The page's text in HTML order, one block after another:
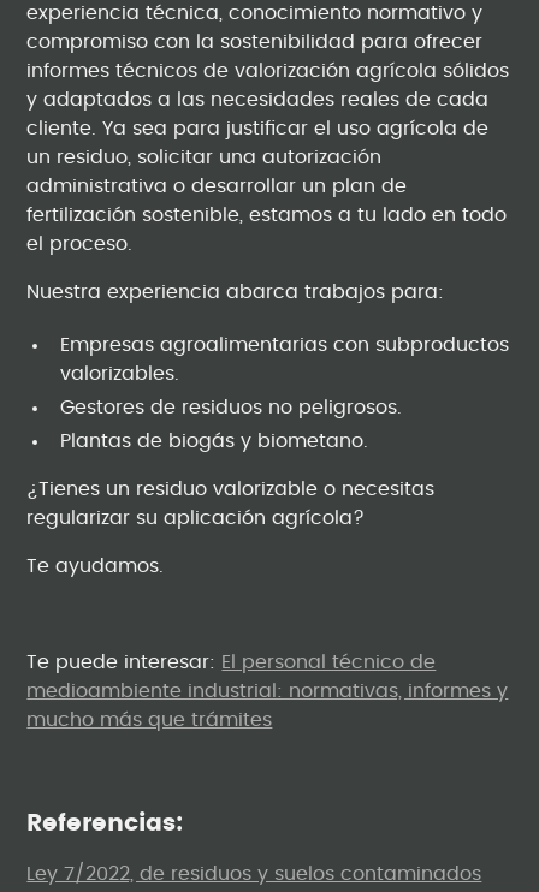
experiencia técnica, conocimiento normativo y
compromiso con la sostenibilidad para ofrecer
informes técnicos de valorización agrícola sólidos
y adaptados a las necesidades reales de cada
cliente. Ya sea para justificar el uso agrícola de
un residuo, solicitar una autorización
administrativa o desarrollar un plan de
fertilización sostenible, estamos a tu lado en todo
el proceso.
Nuestra experiencia abarca trabajos para:
Empresas agroalimentarias con subproductos
valorizables.
Gestores de residuos no peligrosos.
Plantas de biogás y biometano.
¿Tienes un residuo valorizable o necesitas
regularizar su aplicación agrícola?
Te ayudamos.
Te puede interesar: El personal técnico de
medioambiente industrial: normativas, informes y
mucho más que trámites
Referencias:
Ley 7/2022, de residuos y suelos contaminados